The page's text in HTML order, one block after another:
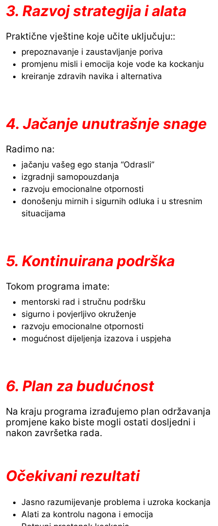
3. Razvoj strategija i alata
Praktične vještine koje učite uključuju::
prepoznavanje i zaustavljanje poriva
promjenu misli i emocija koje vode ka kockanju
kreiranje zdravih navika i alternativa
4. Jačanje unutrašnje snage
Radimo na:
jačanju vašeg ego stanja “Odrasli”
izgradnji samopouzdanja
razvoju emocionalne otpornosti
donošenju mirnih i sigurnih odluka i u stresnim
situacijama
5. Kontinuirana podrška
Tokom programa imate:
mentorski rad i stručnu podršku
sigurno i povjerljivo okruženje
razvoju emocionalne otpornosti
mogućnost dijeljenja izazova i uspjeha
6. Plan za budućnost
Na kraju programa izrađujemo plan održavanja
promjene kako biste mogli ostati dosljedni i
nakon završetka rada.
Očekivani rezultati
Jasno razumijevanje problema i uzroka kockanja
Alati za kontrolu nagona i emocija